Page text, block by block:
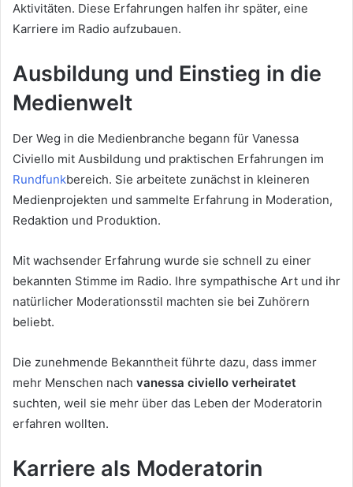
Aktivitäten. Diese Erfahrungen halfen ihr später, eine
Karriere im Radio aufzubauen.
Ausbildung und Einstieg in die
Medienwelt
Der Weg in die Medienbranche begann für Vanessa
Civiello mit Ausbildung und praktischen Erfahrungen im
Rundfunkbereich. Sie arbeitete zunächst in kleineren
Medienprojekten und sammelte Erfahrung in Moderation,
Redaktion und Produktion.
Mit wachsender Erfahrung wurde sie schnell zu einer
bekannten Stimme im Radio. Ihre sympathische Art und ihr
natürlicher Moderationsstil machten sie bei Zuhörern
beliebt.
Die zunehmende Bekanntheit führte dazu, dass immer
mehr Menschen nach vanessa civiello verheiratet
suchten, weil sie mehr über das Leben der Moderatorin
erfahren wollten.
Karriere als Moderatorin